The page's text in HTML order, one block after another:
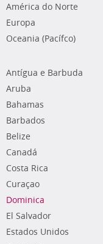
América do Norte
Europa
Oceania (Pacífco)
Antígua e Barbuda
Aruba
Bahamas
Barbados
Belize
Canadá
Costa Rica
Curaçao
Dominica
El Salvador
Estados Unidos